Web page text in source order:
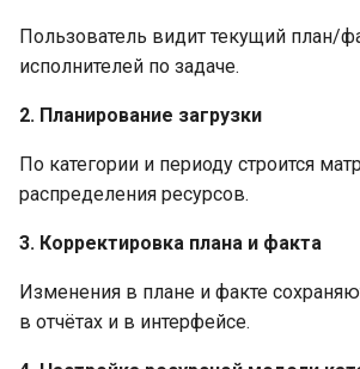
Пользователь видит текущий план/
исполнителей по задаче.
2. Планирование загрузки
По категории и периоду строится
распределения ресурсов.
3. Корректировка плана и факта
Изменения в плане и факте
в отчётах и в интерфейсе.